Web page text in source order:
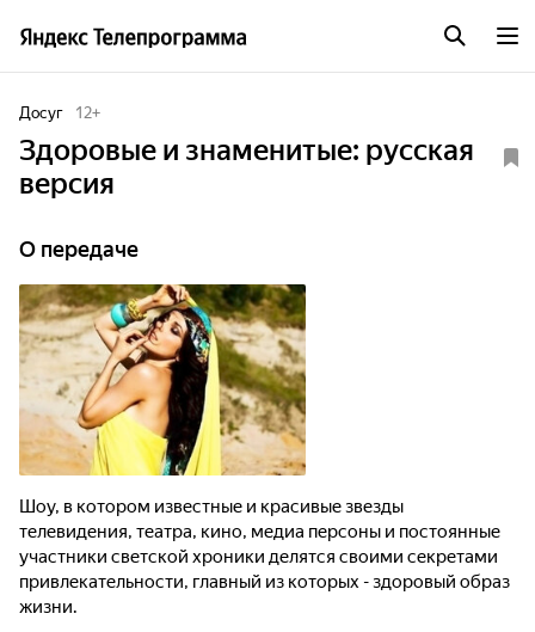
Досуг 12+
Здоровые и знаменитые: русская
версия
О передаче
Шоу, в котором известные и красивые звезды
телевидения, театра, кино, медиа персоны и постоянные
участники светской хроники делятся своими секретами
привлекательности, главный из которых - здоровый образ
жизни.